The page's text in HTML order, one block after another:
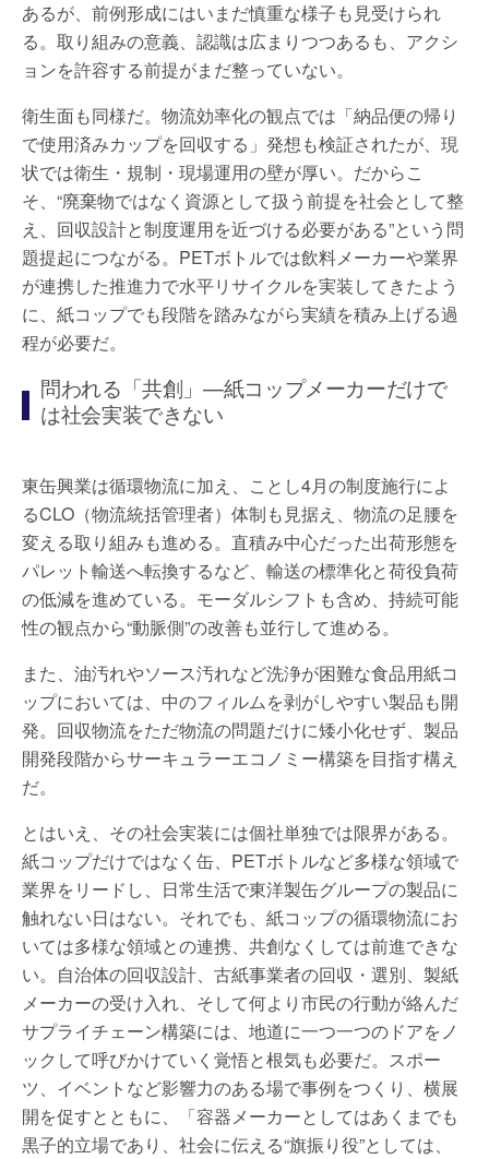
あるが、前例形成にはいまだ慎重な様子も見受けられ
る。取り組みの意義、認識は広まりつつあるも、アクシ
ョンを許容する前提がまだ整っていない。
衛生面も同様だ。物流効率化の観点では「納品便の帰り
で使用済みカップを回収する」発想も検証されたが、現
状では衛生・規制・現場運用の壁が厚い。だからこ
そ、“廃棄物ではなく資源として扱う前提を社会として整
え、回収設計と制度運用を近づける必要がある”という問
題提起につながる。PETボトルでは飲料メーカーや業界
が連携した推進力で水平リサイクルを実装してきたよう
に、紙コップでも段階を踏みながら実績を積み上げる過
程が必要だ。
問われる「共創」—紙コップメーカーだけで
は社会実装できない
東缶興業は循環物流に加え、ことし4月の制度施行によ
るCLO（物流統括管理者）体制も見据え、物流の足腰を
変える取り組みも進める。直積み中心だった出荷形態を
パレット輸送へ転換するなど、輸送の標準化と荷役負荷
の低減を進めている。モーダルシフトも含め、持続可能
性の観点から“動脈側”の改善も並行して進める。
また、油汚れやソース汚れなど洗浄が困難な食品用紙コ
ップにおいては、中のフィルムを剥がしやすい製品も開
発。回収物流をただ物流の問題だけに矮小化せず、製品
開発段階からサーキュラーエコノミー構築を目指す構え
だ。
とはいえ、その社会実装には個社単独では限界がある。
紙コップだけではなく缶、PETボトルなど多様な領域で
業界をリードし、日常生活で東洋製缶グループの製品に
触れない日はない。それでも、紙コップの循環物流にお
いては多様な領域との連携、共創なくしては前進できな
い。自治体の回収設計、古紙事業者の回収・選別、製紙
メーカーの受け入れ、そして何より市民の行動が絡んだ
サプライチェーン構築には、地道に一つ一つのドアをノ
ックして呼びかけていく覚悟と根気も必要だ。スポー
ツ、イベントなど影響力のある場で事例をつくり、横展
開を促すとともに、「容器メーカーとしてはあくまでも
黒子的立場であり、社会に伝える“旗振り役”としては、